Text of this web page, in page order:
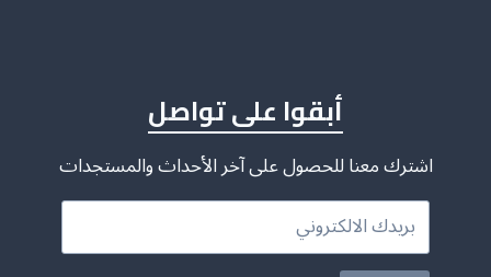
أبقوا على تواصل
اشترك معنا للحصول على آخر الأحداث والمستجدات